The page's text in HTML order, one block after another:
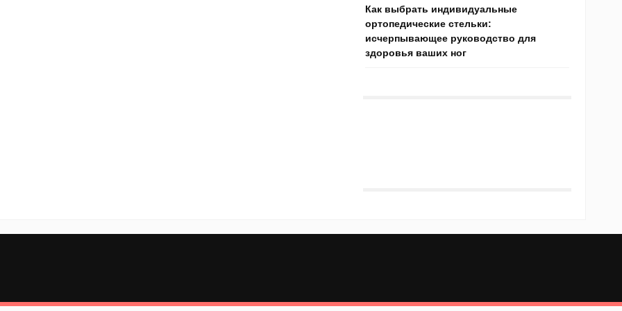
Как выбрать индивидуальные
ортопедические стельки:
исчерпывающее руководство для
здоровья ваших ног